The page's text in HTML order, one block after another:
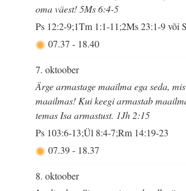
oma väest! 5Ms 6:4-5
Ps 12:2-9;1Tm 1:1-11;2Ms 23:1-9 või
07.37- 18.40
7. oktoober
Ärge armastage maailma ega seda,
maailmas! Kui keegi armastab
temas Isa armastust. 1Jh 2:15
Ps 103:6-13;Ül 8:4-7;Rm 14:19-23
07.39- 18.37
8. oktoober